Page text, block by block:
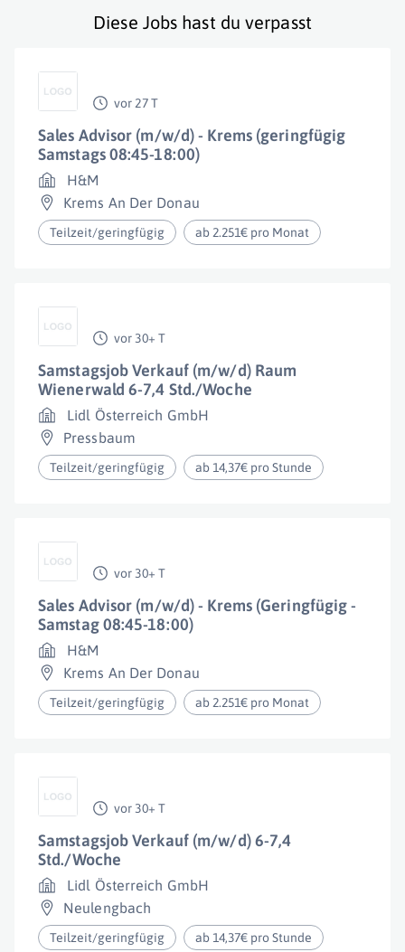
Diese Jobs hast du verpasst
vor 27 T
Sales Advisor (m/w/d) - Krems (geringfügig
Samstags 08:45-18:00)
H&M
Krems An Der Donau
Teilzeit/geringfügig ab 2.251€ pro Monat
vor 30+ T
Samstagsjob Verkauf (m/w/d) Raum
Wienerwald 6-7,4 Std./Woche
Lidl Österreich GmbH
Pressbaum
Teilzeit/geringfügig ab 14,37€ pro Stunde
vor 30+ T
Sales Advisor (m/w/d) - Krems (Geringfügig -
Samstag 08:45-18:00)
H&M
Krems An Der Donau
Teilzeit/geringfügig ab 2.251€ pro Monat
vor 30+ T
Samstagsjob Verkauf (m/w/d) 6-7,4
Std./Woche
Lidl Österreich GmbH
Neulengbach
Teilzeit/geringfügig ab 14,37€ pro Stunde